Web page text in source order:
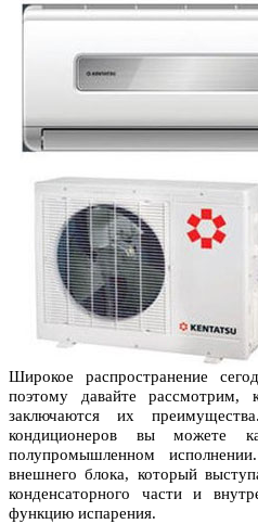
Широкое распространение
поэтому давайте
заключаются их
кондиционеров вы
полупромышленном
внешнего блока, который
конденсаторного части и
функцию испарения.